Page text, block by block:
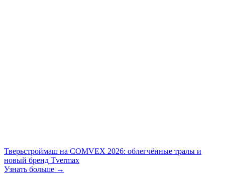
Тверьстроймаш на COMVEX 2026: облегчённые тралы и
новый бренд Tvermax
Узнать больше →